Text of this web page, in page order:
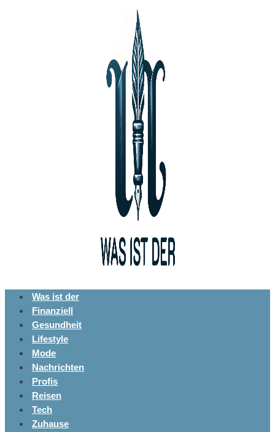
Was ist der
Finanziell
Gesundheit
Lifestyle
Mode
Nachrichten
Profis
Reisen
Tech
Zuhause